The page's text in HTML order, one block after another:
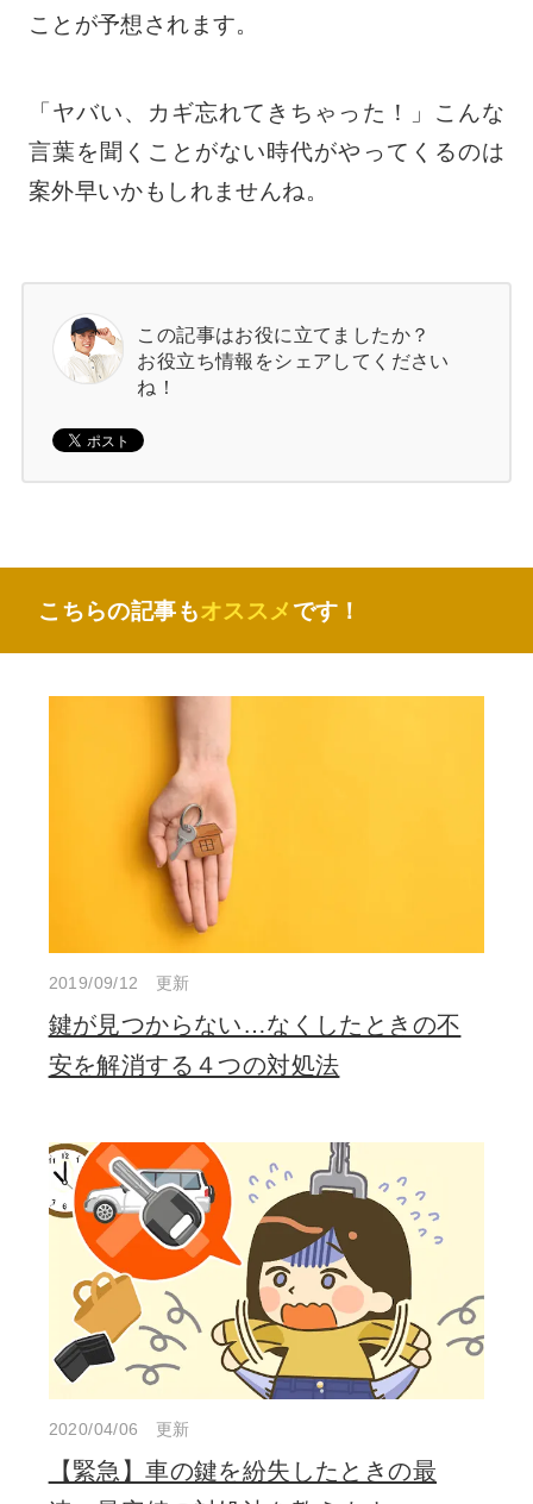
ことが予想されます。
「ヤバい、カギ忘れてきちゃった！」こんな
言葉を聞くことがない時代がやってくるのは
案外早いかもしれませんね。
この記事はお役に立てましたか？
お役立ち情報をシェアしてください
ね！
こちらの記事もオススメです！
2019/09/12 更新
鍵が見つからない…なくしたときの不
安を解消する４つの対処法
2020/04/06 更新
【緊急】車の鍵を紛失したときの最